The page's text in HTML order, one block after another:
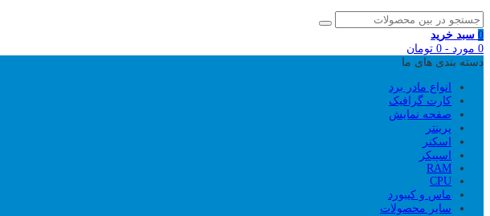
0 سبد خرید
0 مورد -
0 تومان
دسته بندی های ما
انواع مادر برد
کارت گرافیک
صفحه نمایش
پرینتر
اسکنر
اسپیکر
RAM
CPU
ماس و کیبورد
سایر محصولات